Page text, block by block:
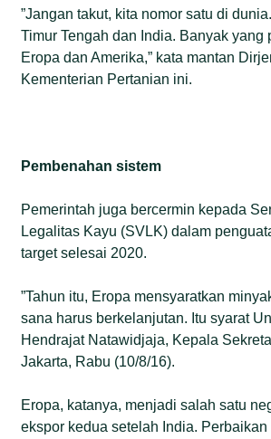
”Jangan takut, kita nomor satu di
Timur Tengah dan India. Banyak yang
Eropa dan Amerika,” kata mantan
Kementerian Pertanian ini.
Pembenahan sistem
Pemerintah juga bercermin kepada
Legalitas Kayu (SVLK) dalam
target selesai 2020.
”Tahun itu, Eropa mensyaratkan
sana harus berkelanjutan. Itu syarat
Hendrajat Natawidjaja, Kepala
Jakarta, Rabu (10/8/16).
Eropa, katanya, menjadi salah satu
ekspor kedua setelah India.